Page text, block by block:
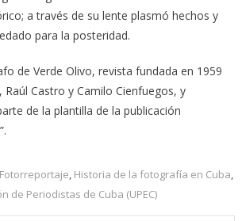
a través de su lente plasmó hechos y
para la posteridad.
de Verde Olivo, revista fundada en 1959
Raúl Castro y Camilo Cienfuegos, y
de la plantilla de la publicación
Fotorreportaje, Historia de la fotografía en Cuba,
de Periodistas de Cuba (UPEC)